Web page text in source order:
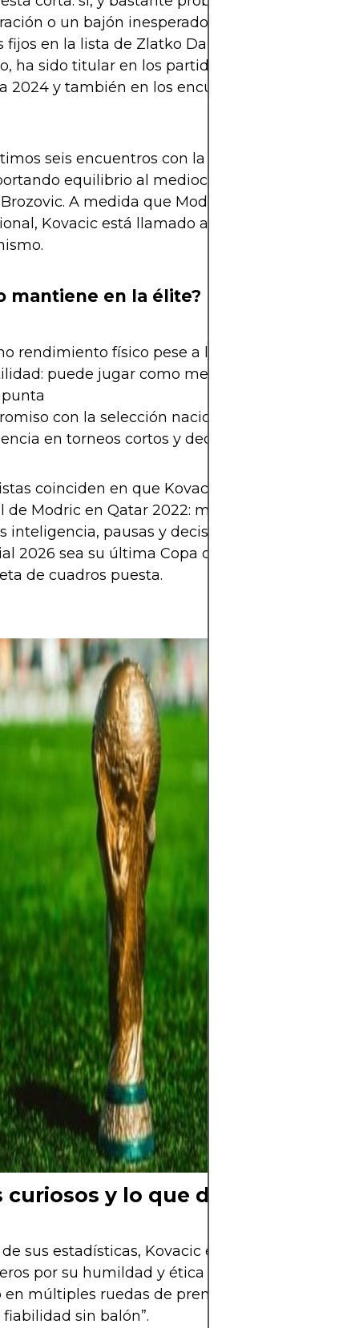
o un bajón inesperado, Kovacic es uno de
fijos en la lista de Zlatko Dalic, seleccionador de
ha sido titular en los partidos clave del camino
2024 y también en los encuentros
seis encuentros con la selección, ha sido
equilibrio al mediocampo junto a Luka
A medida que Modric se acerca al retiro
Kovacic está llamado a tomar aún más
mantiene en la élite?
rendimiento físico pese a la edad
puede jugar como mediocentro, interior o
con la selección nacional
en torneos cortos y decisivos
coinciden en que Kovacic podría cumplir un
de Modric en Qatar 2022: menos kilómetros
inteligencia, pausas y decisiones clave. No sería
2026 sea su última Copa del Mundo, y se
de cuadros puesta.
curiosos y lo que dicen los
sus estadísticas, Kovacic es admirado por
por su humildad y ética de trabajo.
en múltiples ruedas de prensa por su
sin balón”.